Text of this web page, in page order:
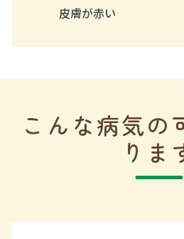
皮膚が赤い
こんな病気の
りま